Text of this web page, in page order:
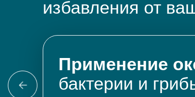
избавления от
Применение
бактерии и